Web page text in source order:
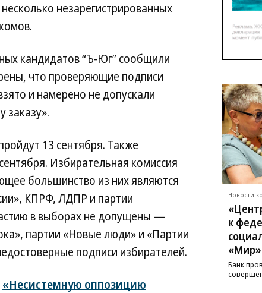
незарегистрированных
кандидатов “Ъ-Юг” сообщили
что проверяющие подписи
и намерено не допускали
заказу».
13 сентября. Также
Избирательная комиссия
большинство из них являются
КПРФ, ЛДПР и партии
в выборах не допущены —
партии «Новые люди» и «Партии
подписи избирателей.
«Несистемную оппозицию
Новости
к
«Мир»
Банк